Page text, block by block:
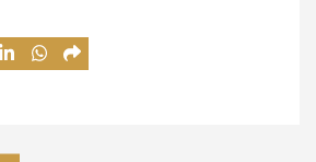
: